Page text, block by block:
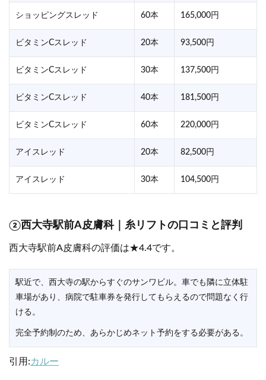
ショッピングスレッド 60本 165,000円
ビタミンCスレッド 20本 93,500円
ビタミンCスレッド 30本 137,500円
ビタミンCスレッド 40本 181,500円
ビタミンCスレッド 60本 220,000円
アイスレッド 20本 82,500円
アイスレッド 30本 104,500円
②西大寺駅前A皮膚科｜糸リフトの口コミと評判
西大寺駅前A皮膚科の評価は★4.4です。
駅近で、西大寺の駅からすぐのサンワビル。車でも隣に立体駐
車場があり、病院で駐車券を発行してもらえるので問題なく行
ける。
完全予約制のため、あらかじめネット予約をする必要がある。
引用:カルー